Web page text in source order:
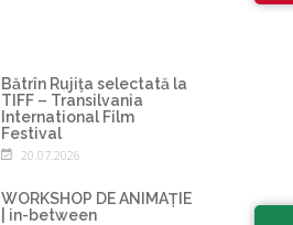
Bătrîn Rujița selectată la
TIFF – Transilvania
International Film
Festival
20.07.2026
WORKSHOP DE ANIMAȚIE
| in-between